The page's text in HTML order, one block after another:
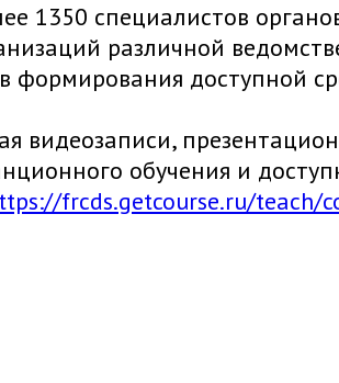
1350 специалистов
различной
формирования доступной
видеозаписи,
обучения и
frcds.getcourse.ru/